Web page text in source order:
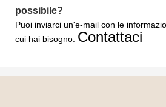
possibile?
Puoi inviarci un'e-mail con le
cui hai bisogno. Contattaci